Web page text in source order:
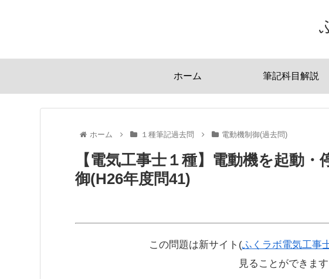
ホーム 筆記科目解説
ホーム １種筆記過去問 電動機制御(過去問)
【電気工事士１種】電動機を起動
御(H26年度問41)
この問題は新サイト(ふくラボ電気工事
見ることができます